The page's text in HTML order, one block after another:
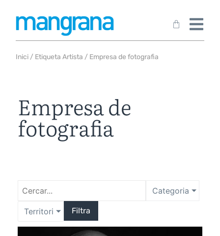
Inici / Etiqueta Artista / Empresa de fotografia
Empresa de
fotografia
Categoria
Territori Filtra